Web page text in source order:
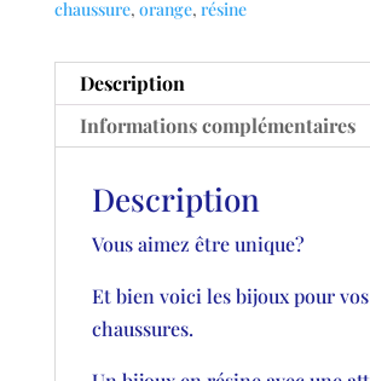
chaussure, orange, résine
Description
Informations complémentaires
Description
Vous aimez être unique?
Et bien voici les bijoux pour vos
chaussures.